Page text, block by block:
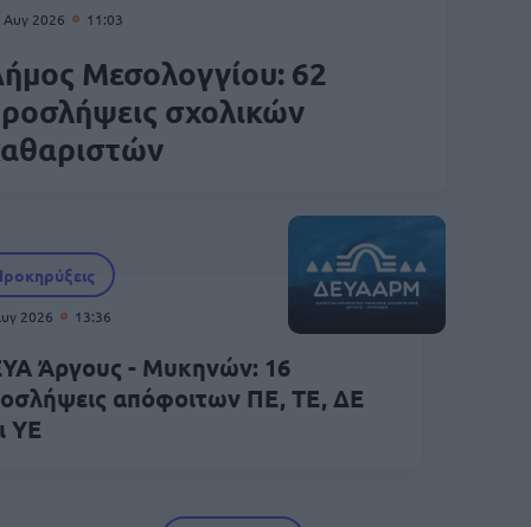
Αυγ 2026 11:03
Μεσολογγίου: 62
σχολικών
2026 13:36
Άργους - Μυκηνών: 16
απόφοιτων ΠΕ, ΤΕ, ΔΕ
ΥΕ